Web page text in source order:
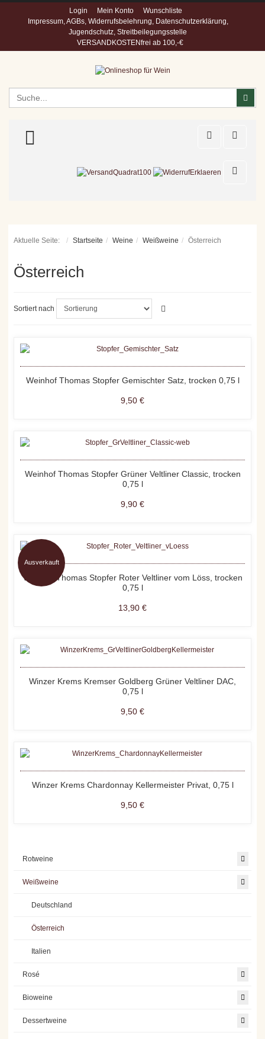
Login Mein Konto
Wunschliste
Impressum, AGBs, Widerrufsbelehrung, Datenschutzerklärung,
Jugendschutz, Streitbeilegungsstelle
VERSANDKOSTENfrei ab 100,-€
TOGGLE MENU
Aktuelle Seite: Startseite Weine Weißweine Österreich
Österreich
Sortiert nach
Weinhof Thomas Stopfer Gemischter Satz, trocken 0,75 l
9,50 €
Weinhof Thomas Stopfer Grüner Veltliner Classic, trocken
0,75 l
9,90 €
Ausverkauft
Weinhof Thomas Stopfer Roter Veltliner vom Löss, trocken
0,75 l
13,90 €
Winzer Krems Kremser Goldberg Grüner Veltliner DAC,
0,75 l
9,50 €
Winzer Krems Chardonnay Kellermeister Privat, 0,75 l
9,50 €
Rotweine
Weißweine
Deutschland
Österreich
Italien
Rosé
Bioweine
Dessertweine